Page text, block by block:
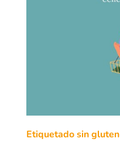
Etiquetado sin gluten